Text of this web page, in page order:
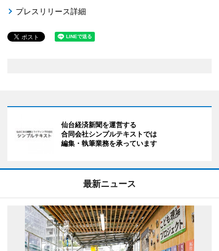
プレスリリース詳細
仙台経済新聞を運営する
合同会社シンプルテキストでは
編集・執筆業務を承っています
最新ニュース